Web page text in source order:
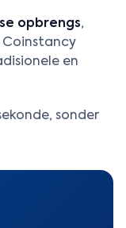
opbrengs,
Coinstancy
en
sonder